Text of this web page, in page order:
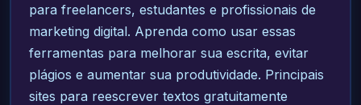
para freelancers, estudantes e profissionais de
marketing digital. Aprenda como usar essas
ferramentas para melhorar sua escrita, evitar
plágios e aumentar sua produtividade. Principais
sites para reescrever textos gratuitamente